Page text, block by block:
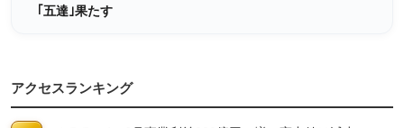
｢五達｣果たす
アクセスランキング